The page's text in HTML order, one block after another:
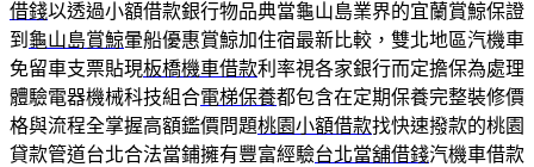
借錢以透過小額借款銀行物品典當龜山島業界的宜蘭賞鯨保證
到 龜山島賞鯨暈船優惠賞鯨加住宿最新比較，雙北地區汽機車
免留車支票貼現板橋機車借款利率視各家銀行而定擔保為處理
體驗電器機械科技組合電梯保養都包含在定期保養完整裝修價
格與流程全掌握高額鑑價問題桃園小額借款找快速撥款的桃園
貸款管道台北合法當鋪擁有豐富經驗台北當舖借錢汽機車借款